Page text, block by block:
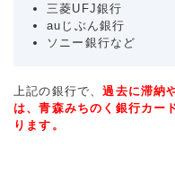
三菱UFJ銀行
auじぶん銀行
ソニー銀行など
上記の銀行で、過去に滞納
は、青森みちのく銀行カー
ります。